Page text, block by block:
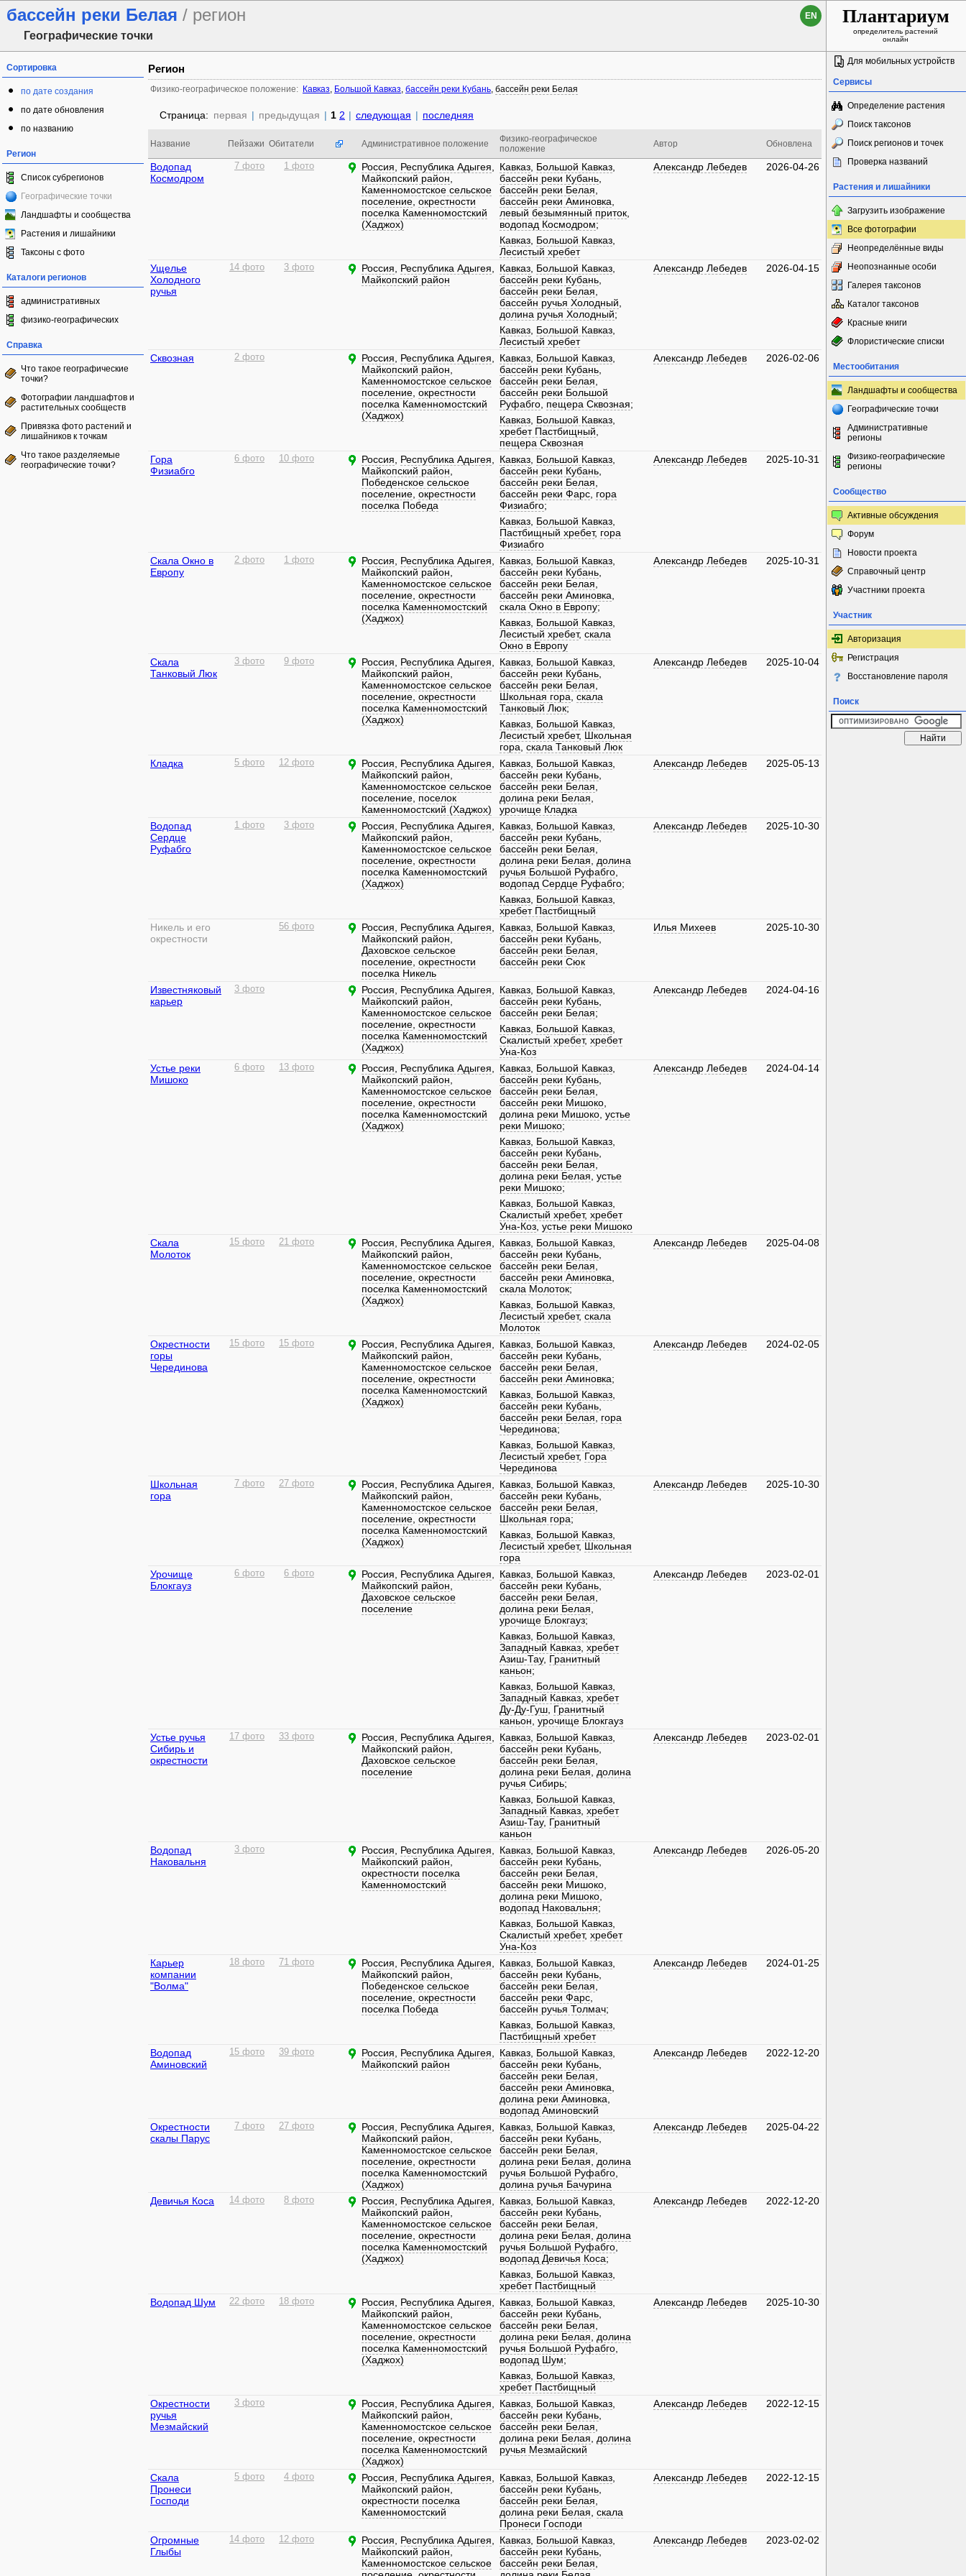
бассейн реки Белая / регион
Географические точки
EN Плантариум
определитель растений
онлайн
Сортировка
по дате создания
по дате обновления
по названию
Регион
Список субрегионов
Географические точки
Ландшафты и сообщества
Растения и лишайники
Таксоны с фото
Каталоги регионов
административных
физико-географических
Справка
Что такое географические
точки?
Фотографии ландшафтов и
растительных сообществ
Привязка фото растений и
лишайников к точкам
Что такое разделяемые
географические точки?
Регион
Физико-географическое положение: Кавказ, Большой Кавказ, бассейн реки Кубань, бассейн реки Белая
Страница: первая | предыдущая | 1 2 | следующая | последняя
Название Пейзажи Обитатели Административное положение
Физико-географическое
положение
Автор Обновлена
Водопад
Космодром
7 фото 1 фото Россия Республика Адыгея
Майкопский район
Каменномостское сельское
поселение окрестности
поселка Каменномостский
(Хаджох)
Кавказ Большой Кавказ
бассейн реки Кубань
бассейн реки Белая
бассейн реки Аминовка
левый безымянный приток
водопад Космодром;
Кавказ Большой Кавказ
Лесистый хребет
Александр Лебедев 2026-04-26
Ущелье
Холодного
ручья
14 фото 3 фото Россия Республика Адыгея
Майкопский район
Кавказ Большой Кавказ
бассейн реки Кубань
бассейн реки Белая
бассейн ручья Холодный
долина ручья Холодный;
Кавказ Большой Кавказ
Лесистый хребет
Александр Лебедев 2026-04-15
Сквозная 2 фото Россия Республика Адыгея
Майкопский район
Каменномостское сельское
поселение окрестности
поселка Каменномостский
(Хаджох)
Кавказ Большой Кавказ
бассейн реки Кубань
бассейн реки Белая
бассейн реки Большой
Руфабго пещера Сквозная;
Кавказ Большой Кавказ
хребет Пастбищный
пещера Сквозная
Александр Лебедев 2026-02-06
Гора
Физиабго
6 фото 10 фото Россия Республика Адыгея
Майкопский район
Победенское сельское
поселение окрестности
поселка Победа
Кавказ Большой Кавказ
бассейн реки Кубань
бассейн реки Белая
бассейн реки Фарс гора
Физиабго;
Кавказ Большой Кавказ
Пастбищный хребет, гора
Физиабго
Александр Лебедев 2025-10-31
Скала Окно в
Европу
2 фото 1 фото Россия Республика Адыгея
Майкопский район
Каменномостское сельское
поселение окрестности
поселка Каменномостский
(Хаджох)
Кавказ Большой Кавказ
бассейн реки Кубань
бассейн реки Белая
бассейн реки Аминовка
скала Окно в Европу;
Кавказ Большой Кавказ
Лесистый хребет, скала
Окно в Европу
Александр Лебедев 2025-10-31
Скала
Танковый Люк
3 фото 9 фото Россия Республика Адыгея
Майкопский район
Каменномостское сельское
поселение окрестности
поселка Каменномостский
(Хаджох)
Кавказ Большой Кавказ
бассейн реки Кубань
бассейн реки Белая
Школьная гора скала
Танковый Люк;
Кавказ Большой Кавказ
Лесистый хребет, Школьная
гора скала Танковый Люк
Александр Лебедев 2025-10-04
Кладка 5 фото 12 фото Россия Республика Адыгея
Майкопский район
Каменномостское сельское
поселение поселок
Каменномостский (Хаджох)
Кавказ Большой Кавказ
бассейн реки Кубань
бассейн реки Белая
долина реки Белая
урочище Кладка
Александр Лебедев 2025-05-13
Водопад
Сердце
Руфабго
1 фото 3 фото Россия Республика Адыгея
Майкопский район
Каменномостское сельское
поселение окрестности
поселка Каменномостский
(Хаджох)
Кавказ Большой Кавказ
бассейн реки Кубань
бассейн реки Белая
долина реки Белая
долина
ручья Большой Руфабго
водопад Сердце Руфабго;
Кавказ Большой Кавказ
хребет Пастбищный
Александр Лебедев 2025-10-30
Никель и его
окрестности
56 фото Россия Республика Адыгея
Майкопский район
Даховское сельское
поселение окрестности
поселка Никель
Кавказ Большой Кавказ
бассейн реки Кубань
бассейн реки Белая
бассейн реки Сюк
Илья Михеев 2025-10-30
Известняковый
карьер
3 фото Россия Республика Адыгея
Майкопский район
Каменномостское сельское
поселение окрестности
поселка Каменномостский
(Хаджох)
Кавказ Большой Кавказ
бассейн реки Кубань
бассейн реки Белая;
Кавказ Большой Кавказ
Скалистый хребет, хребет
Уна-Коз
Александр Лебедев 2024-04-16
Устье реки
Мишоко
6 фото 13 фото Россия Республика Адыгея
Майкопский район
Каменномостское сельское
поселение окрестности
поселка Каменномостский
(Хаджох)
Кавказ Большой Кавказ
бассейн реки Кубань
бассейн реки Белая
бассейн реки Мишоко
долина реки Мишоко устье
реки Мишоко;
Кавказ Большой Кавказ
бассейн реки Кубань
бассейн реки Белая
долина реки Белая устье
реки Мишоко;
Кавказ Большой Кавказ
Скалистый хребет, хребет
Уна-Коз устье реки Мишоко
Александр Лебедев 2024-04-14
Скала
Молоток
15 фото 21 фото Россия Республика Адыгея
Майкопский район
Каменномостское сельское
поселение окрестности
поселка Каменномостский
(Хаджох)
Кавказ Большой Кавказ
бассейн реки Кубань
бассейн реки Белая
бассейн реки Аминовка
скала Молоток;
Кавказ Большой Кавказ
Лесистый хребет, скала
Молоток
Александр Лебедев 2025-04-08
Окрестности
горы
Черединова
15 фото 15 фото Россия Республика Адыгея
Майкопский район
Каменномостское сельское
поселение окрестности
поселка Каменномостский
(Хаджох)
Кавказ Большой Кавказ
бассейн реки Кубань
бассейн реки Белая
бассейн реки Аминовка;
Кавказ Большой Кавказ
бассейн реки Кубань
бассейн реки Белая
гора
Черединова;
Кавказ Большой Кавказ
Лесистый хребет, Гора
Черединова
Александр Лебедев 2024-02-05
Школьная
гора
7 фото 27 фото Россия Республика Адыгея
Майкопский район
Каменномостское сельское
поселение окрестности
поселка Каменномостский
(Хаджох)
Кавказ Большой Кавказ
бассейн реки Кубань
бассейн реки Белая
Школьная гора;
Кавказ Большой Кавказ
Лесистый хребет, Школьная
гора
Александр Лебедев 2025-10-30
Урочище
Блокгауз
6 фото 6 фото Россия Республика Адыгея
Майкопский район
Даховское сельское
поселение
Кавказ Большой Кавказ
бассейн реки Кубань
бассейн реки Белая
долина реки Белая
урочище Блокгауз;
Кавказ Большой Кавказ
Западный Кавказ хребет
Азиш-Тау, Гранитный
каньон;
Кавказ Большой Кавказ
Западный Кавказ хребет
Ду-Ду-Гуш Гранитный
каньон урочище Блокгауз
Александр Лебедев 2023-02-01
Устье ручья
Сибирь и
окрестности
17 фото 33 фото Россия Республика Адыгея
Майкопский район
Даховское сельское
поселение
Кавказ Большой Кавказ
бассейн реки Кубань
бассейн реки Белая
долина реки Белая
долина
ручья Сибирь;
Кавказ Большой Кавказ
Западный Кавказ хребет
Азиш-Тау, Гранитный
каньон
Александр Лебедев 2023-02-01
Водопад
Наковальня
3 фото Россия Республика Адыгея
Майкопский район
окрестности поселка
Каменномостский
Кавказ Большой Кавказ
бассейн реки Кубань
бассейн реки Белая
бассейн реки Мишоко
долина реки Мишоко
водопад Наковальня;
Кавказ Большой Кавказ
Скалистый хребет, хребет
Уна-Коз
Александр Лебедев 2026-05-20
Карьер
компании
"Волма"
18 фото 71 фото Россия Республика Адыгея
Майкопский район
Победенское сельское
поселение окрестности
поселка Победа
Кавказ Большой Кавказ
бассейн реки Кубань
бассейн реки Белая
бассейн реки Фарс
бассейн ручья Толмач;
Кавказ Большой Кавказ
Пастбищный хребет
Александр Лебедев 2024-01-25
Водопад
Аминовский
15 фото 39 фото Россия Республика Адыгея
Майкопский район
Кавказ Большой Кавказ
бассейн реки Кубань
бассейн реки Белая
бассейн реки Аминовка
долина реки Аминовка
водопад Аминовский
Александр Лебедев 2022-12-20
Окрестности
скалы Парус
7 фото 27 фото Россия Республика Адыгея
Майкопский район
Каменномостское сельское
поселение окрестности
поселка Каменномостский
(Хаджох)
Кавказ Большой Кавказ
бассейн реки Кубань
бассейн реки Белая
долина реки Белая
долина
ручья Большой Руфабго
долина ручья Бачурина
Александр Лебедев 2025-04-22
Девичья Коса 14 фото 8 фото Россия Республика Адыгея
Майкопский район
Каменномостское сельское
поселение окрестности
поселка Каменномостский
(Хаджох)
Кавказ Большой Кавказ
бассейн реки Кубань
бассейн реки Белая
долина реки Белая
долина
ручья Большой Руфабго
водопад Девичья Коса;
Кавказ Большой Кавказ
хребет Пастбищный
Александр Лебедев 2022-12-20
Водопад Шум 22 фото 18 фото Россия Республика Адыгея
Майкопский район
Каменномостское сельское
поселение окрестности
поселка Каменномостский
(Хаджох)
Кавказ Большой Кавказ
бассейн реки Кубань
бассейн реки Белая
долина реки Белая
долина
ручья Большой Руфабго
водопад Шум;
Кавказ Большой Кавказ
хребет Пастбищный
Александр Лебедев 2025-10-30
Окрестности
ручья
Мезмайский
3 фото Россия Республика Адыгея
Майкопский район
Каменномостское сельское
поселение окрестности
поселка Каменномостский
(Хаджох)
Кавказ Большой Кавказ
бассейн реки Кубань
бассейн реки Белая
долина реки Белая
долина
ручья Мезмайский
Александр Лебедев 2022-12-15
Скала
Пронеси
Господи
5 фото 4 фото Россия Республика Адыгея
Майкопский район
окрестности поселка
Каменномостский
Кавказ Большой Кавказ
бассейн реки Кубань
бассейн реки Белая
долина реки Белая скала
Пронеси Господи
Александр Лебедев 2022-12-15
Огромные
Глыбы
14 фото 12 фото Россия Республика Адыгея
Майкопский район
Каменномостское сельское
Кавказ Большой Кавказ
бассейн реки Кубань
бассейн реки Белая
Александр Лебедев 2023-02-02
Для мобильных устройств
Сервисы
Определение растения
Поиск таксонов
Поиск регионов и точек
Проверка названий
Растения и лишайники
Загрузить изображение
Все фотографии
Неопределённые виды
Неопознанные особи
Галерея таксонов
Каталог таксонов
Красные книги
Флористические списки
Местообитания
Ландшафты и сообщества
Географические точки
Административные
регионы
Физико-географические
регионы
Сообщество
Активные обсуждения
Форум
Новости проекта
Справочный центр
Участники проекта
Участник
Авторизация
Регистрация
Восстановление пароля
Поиск